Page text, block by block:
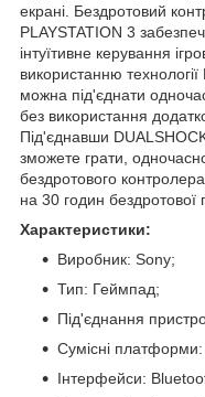
екрані. Бездротовий
PLAYSTATION 3
інтуїтивне керування
використанню
можна під'єднати
без використання
Під'єднавши
зможете грати,
бездротового
на 30 годин бездротової
Характеристики:
Виробник: Sony;
Тип: Геймпад;
Під'єднання
Сумісні
Інтерфейси: